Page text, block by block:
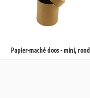
Papier-maché doos - mini, rond